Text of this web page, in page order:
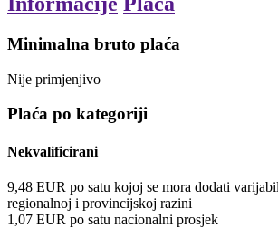
Minimalna bruto plaća
Nije primjenjivo
Plaća po kategoriji
Nekvalificirani
9,48 EUR po satu kojoj se mora dodati
regionalnoj i provincijskoj razini
1,07 EUR po satu nacionalni prosjek